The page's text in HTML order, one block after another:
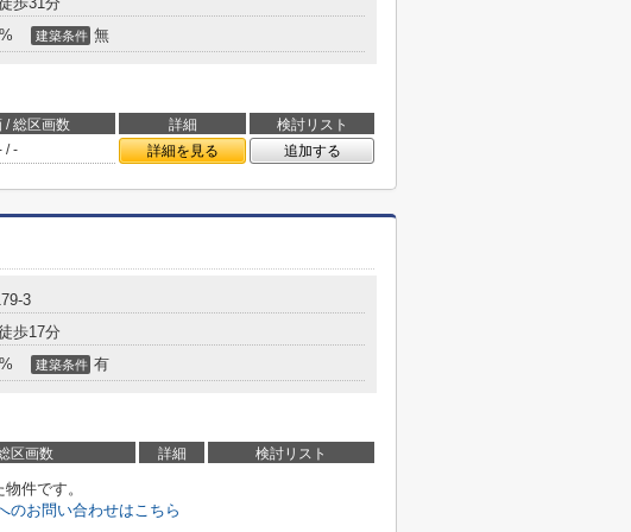
建築条件 無
/ 総区画数 詳細
検討リスト
/ - 詳細を見る 追加する
3
歩17分
建築条件 有
区画数 詳細 検討リスト
件です。
お問い合わせはこちら